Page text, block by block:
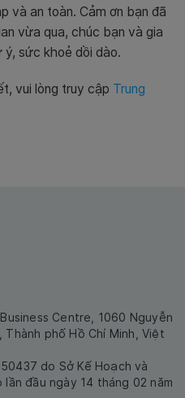
và an toàn. Cảm ơn bạn đã
vừa qua, chúc bạn và gia
ý, sức khoẻ dồi dào.
vui lòng truy cập Trung
Centre, 1060 Nguyễn
Thành phố Hồ Chí Minh, Việt
do Sở Kế Hoạch và
đầu ngày 14 tháng 02 năm